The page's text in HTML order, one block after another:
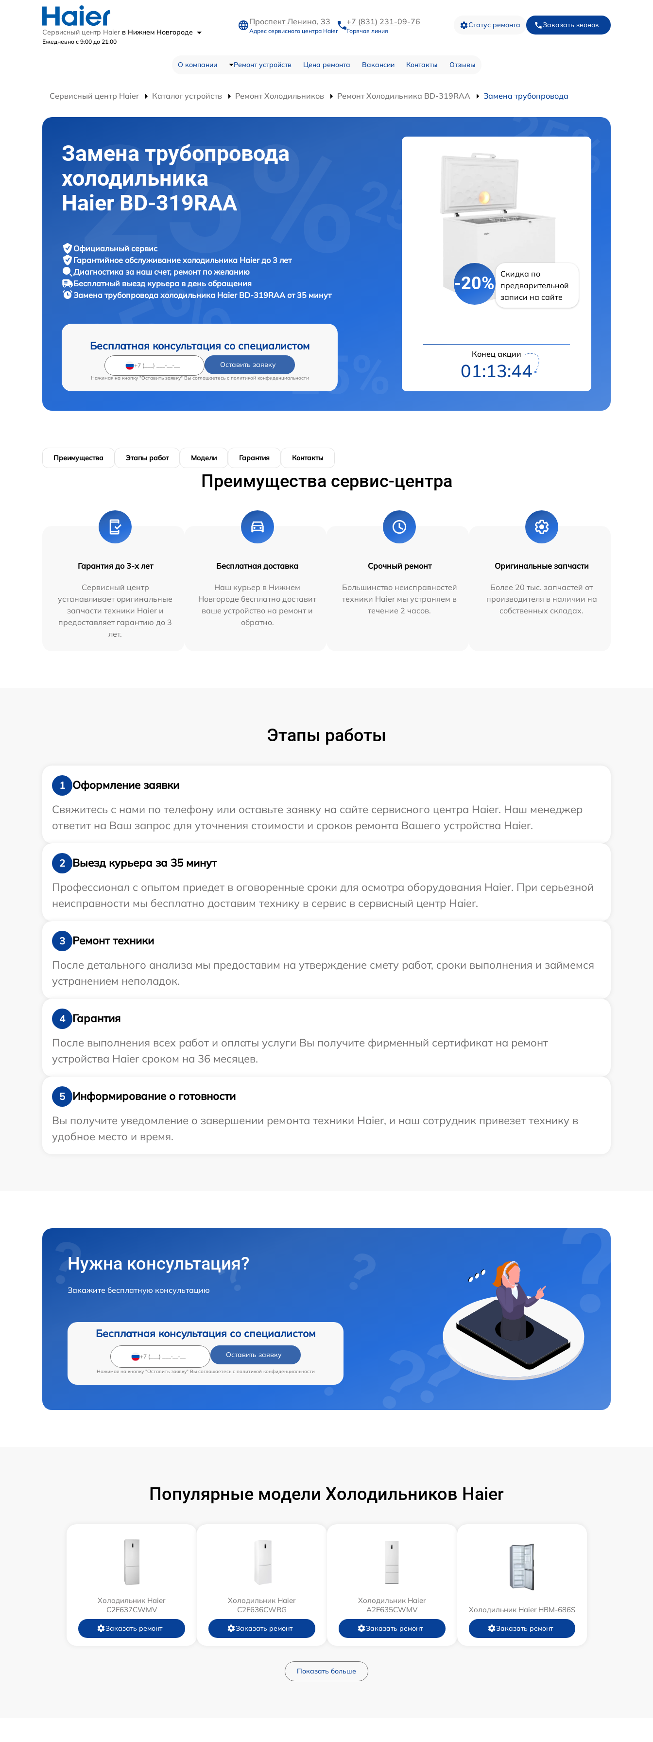
Сервисный центр Haier в Нижнем Новгороде
Ежедневно с 9:00 до 21:00
Проспект Ленина, 33
Адрес сервисного центра Haier
+7 (831) 231-09-76
Горячая линия
Статус ремонта Заказать звонок
О компании Ремонт устройств Цена ремонта Вакансии Контакты Отзывы
Сервисный центр Haier Каталог устройств Ремонт Холодильников Ремонт Холодильника BD-319RAA Замена трубопровода
Замена трубопровода
холодильника
Haier BD-319RAA
Официальный сервис
Гарантийное обслуживание холодильника Haier до 3 лет
Диагностика за наш счет, ремонт по желанию
Бесплатный выезд курьера в день обращения
Замена трубопровода холодильника Haier BD-319RAA от 35 минут
Бесплатная консультация со специалистом
Оставить заявку
Нажимая на кнопку "Оставить заявку" Вы соглашаетесь c политикой конфиденциальности
-20%
Скидка по
предварительной
записи на сайте
Конец акции
01:13:43
Преимущества Этапы работ Модели Гарантия Контакты
Преимущества сервис-центра
Гарантия до 3-х лет
Сервисный центр
устанавливает оригинальные
запчасти техники Haier и
предоставляет гарантию до 3
лет.
Бесплатная доставка
Наш курьер в Нижнем
Новгороде бесплатно доставит
ваше устройство на ремонт и
обратно.
Срочный ремонт
Большинство неисправностей
техники Haier мы устраняем в
течение 2 часов.
Оригинальные запчасти
Более 20 тыс. запчастей от
производителя в наличии на
собственных складах.
Этапы работы
1
Оформление заявки
Свяжитесь с нами по телефону или оставьте заявку на сайте сервисного центра Haier. Наш менеджер
ответит на Ваш запрос для уточнения стоимости и сроков ремонта Вашего устройства Haier.
2
Выезд курьера за 35 минут
Профессионал с опытом приедет в оговоренные сроки для осмотра оборудования Haier. При серьезной
неисправности мы бесплатно доставим технику в сервис в сервисный центр Haier.
3
Ремонт техники
После детального анализа мы предоставим на утверждение смету работ, сроки выполнения и займемся
устранением неполадок.
4
Гарантия
После выполнения всех работ и оплаты услуги Вы получите фирменный сертификат на ремонт
устройства Haier сроком на 36 месяцев.
5
Информирование о готовности
Вы получите уведомление о завершении ремонта техники Haier, и наш сотрудник привезет технику в
удобное место и время.
Нужна консультация?
Закажите бесплатную консультацию
Бесплатная консультация со специалистом
Оставить заявку
Нажимая на кнопку "Оставить заявку" Вы соглашаетесь c политикой конфиденциальности
Популярные модели Холодильников Haier
Холодильник Haier
C2F637CWMV
Заказать ремонт
Холодильник Haier
C2F636CWRG
Заказать ремонт
Холодильник Haier
A2F635CWMV
Заказать ремонт
Холодильник Haier HBM-686S
Заказать ремонт
Показать больше